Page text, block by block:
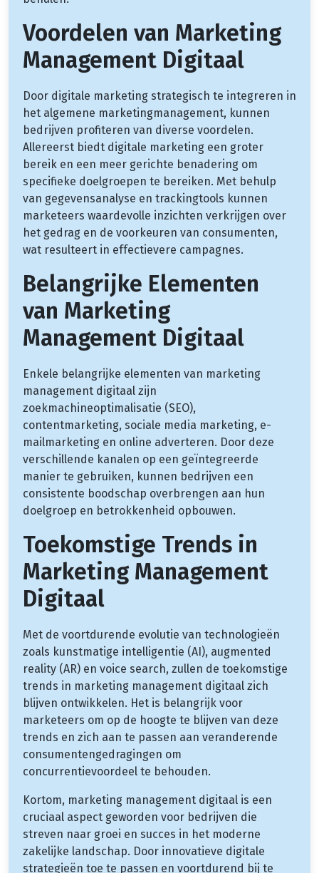
Voordelen van Marketing
Management Digitaal
Door digitale marketing strategisch te integreren in
het algemene marketingmanagement, kunnen
bedrijven profiteren van diverse voordelen.
Allereerst biedt digitale marketing een groter
bereik en een meer gerichte benadering om
specifieke doelgroepen te bereiken. Met behulp
van gegevensanalyse en trackingtools kunnen
marketeers waardevolle inzichten verkrijgen over
het gedrag en de voorkeuren van consumenten,
wat resulteert in effectievere campagnes.
Belangrijke Elementen
van Marketing
Management Digitaal
Enkele belangrijke elementen van marketing
management digitaal zijn
zoekmachineoptimalisatie (SEO),
contentmarketing, sociale media marketing, e-
mailmarketing en online adverteren. Door deze
verschillende kanalen op een geïntegreerde
manier te gebruiken, kunnen bedrijven een
consistente boodschap overbrengen aan hun
doelgroep en betrokkenheid opbouwen.
Toekomstige Trends in
Marketing Management
Digitaal
Met de voortdurende evolutie van technologieën
zoals kunstmatige intelligentie (AI), augmented
reality (AR) en voice search, zullen de toekomstige
trends in marketing management digitaal zich
blijven ontwikkelen. Het is belangrijk voor
marketeers om op de hoogte te blijven van deze
trends en zich aan te passen aan veranderende
consumentengedragingen om
concurrentievoordeel te behouden.
Kortom, marketing management digitaal is een
cruciaal aspect geworden voor bedrijven die
streven naar groei en succes in het moderne
zakelijke landschap. Door innovatieve digitale
strategieën toe te passen en voortdurend bij te